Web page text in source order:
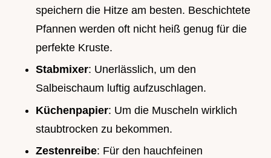
speichern die Hitze am besten. Beschichtete
Pfannen werden oft nicht heiß genug für die
perfekte Kruste.
Stabmixer: Unerlässlich, um den
Salbeischaum luftig aufzuschlagen.
Küchenpapier: Um die Muscheln wirklich
staubtrocken zu bekommen.
Zestenreibe: Für den hauchfeinen